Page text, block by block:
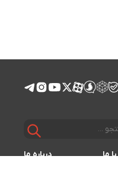
ما درباره ما